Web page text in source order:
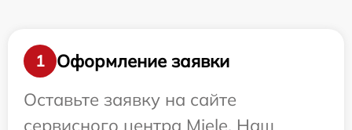
1
Оформление заявки
Оставьте заявку на сайте
сервисного центра Miele. Наш